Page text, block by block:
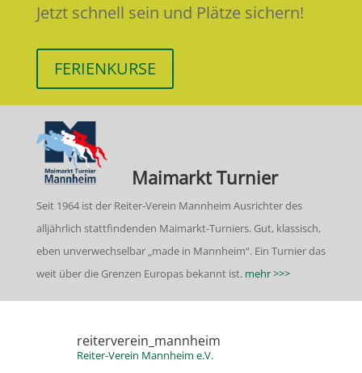
Jetzt schnell sein und Plätze sichern!
FERIENKURSE
Maimarkt Turnier
Seit 1964 ist der Reiter-Verein Mannheim Ausrichter des
alljährlich stattfindenden Maimarkt-Turniers. Gut, klassisch,
eben unverwechselbar „made in Mannheim“. Ein Turnier das
weit über die Grenzen Europas bekannt ist. mehr >>>
reiterverein_mannheim
Reiter-Verein Mannheim e.V.